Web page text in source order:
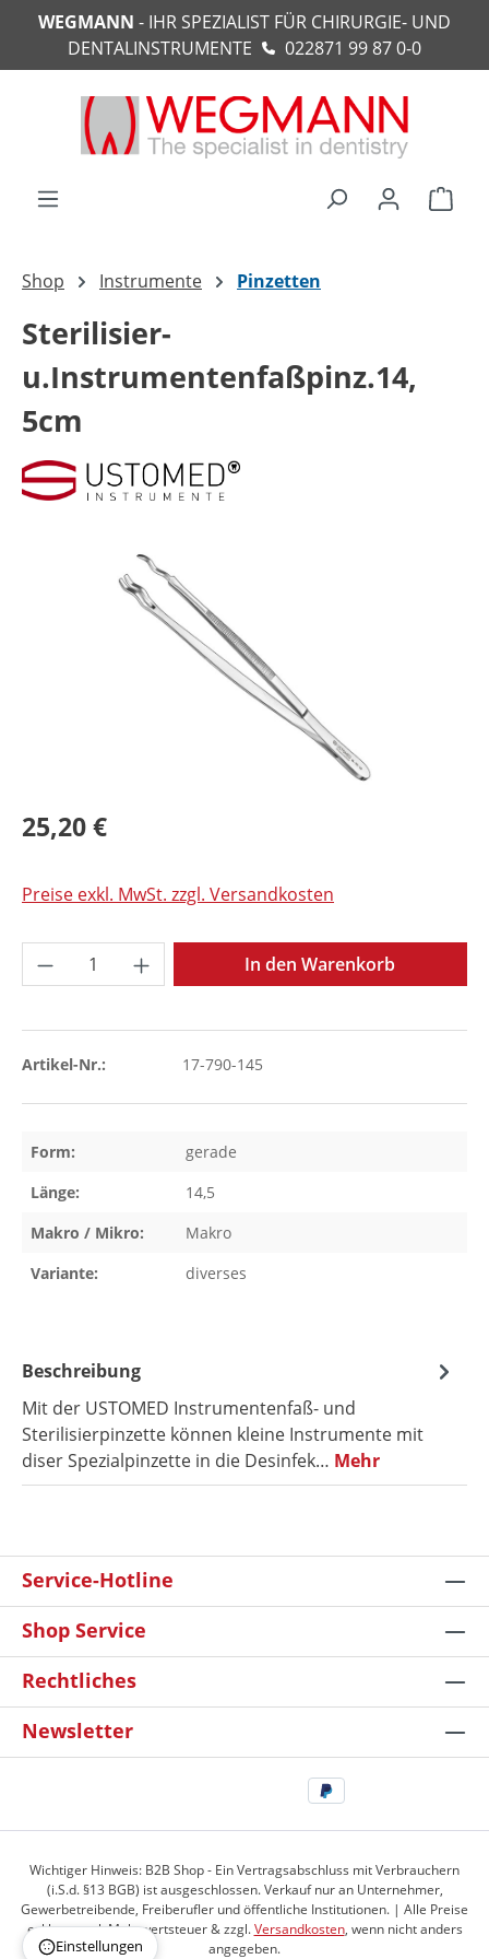
springen
WEGMANN - IHR SPEZIALIST FÜR CHIRURGIE- UND
DENTALINSTRUMENTE
022871 99 87 0-0
Shop Instrumente Pinzetten
Sterilisier-
u.Instrumentenfaßpinz.14,
5cm
Bildergalerie überspringen
25,20 €
Preise exkl. MwSt. zzgl. Versandkosten
Produkt Anzahl: Gib den gewünschten
In den Warenkorb
Artikel-Nr.: 17-790-145
Form:
gerade
Länge:
14,5
Makro / Mikro:
Makro
Variante:
diverses
Beschreibung
Mit der USTOMED Instrumentenfaß- und
Sterilisierpinzette können kleine Instrumente mit
diser Spezialpinzette in die Desinfek… Mehr
Service-Hotline
Shop Service
Rechtliches
Newsletter
Wichtiger Hinweis: B2B Shop - Ein Vertragsabschluss mit Verbrauchern
(i.S.d. §13 BGB) ist ausgeschlossen. Verkauf nur an Unternehmer,
Gewerbetreibende, Freiberufler und öffentliche Institutionen. | Alle Preise
exkl. gesetzl. Mehrwertsteuer & zzgl.Versandkosten, wenn nicht anders
angegeben.
Einstellungen